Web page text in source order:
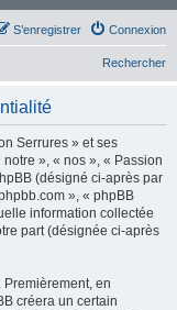
Connexion
S’enregistrer
Rechercher
Serrures » et ses
», « nos », « Passion
(désigné ci-après par
», « phpBB
information collectée
part (désignée ci-après
en
créera un certain